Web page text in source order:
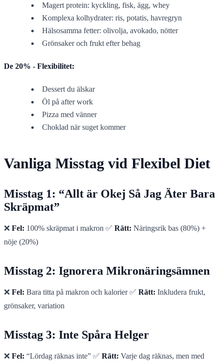
Magert protein: kyckling, fisk, ägg, whey
Komplexa kolhydrater: ris, potatis, havregryn
Hälsosamma fetter: olivolja, avokado, nötter
Grönsaker och frukt efter behag
De 20% - Flexibilitet:
Dessert du älskar
Öl på after work
Pizza med vänner
Choklad när suget kommer
Vanliga Misstag vid Flexibel Diet
Misstag 1: “Allt är Okej Så Jag Äter Bara
Skräpmat”
❌ Fel: 100% skräpmat i makron ✅ Rätt: Näringsrik bas (80%) +
nöje (20%)
Misstag 2: Ignorera Mikronäringsämnen
❌ Fel: Bara titta på makron och kalorier ✅ Rätt: Inkludera frukt,
grönsaker, variation
Misstag 3: Inte Spåra Helger
❌ Fel: “Lördag räknas inte” ✅ Rätt: Varje dag räknas, men med